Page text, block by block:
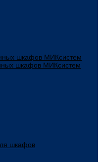
шкафов МИКсистем
шкафов МИКсистем
шкафов